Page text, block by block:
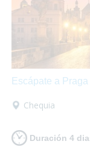
Escápate a Praga
Chequia
Duración 4